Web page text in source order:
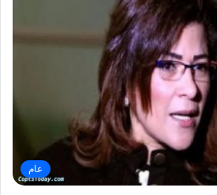
عام